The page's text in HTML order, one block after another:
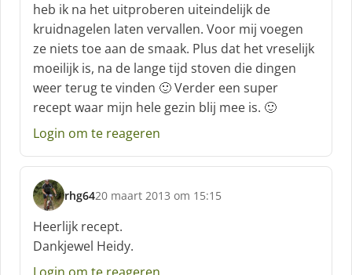
heb ik na het uitproberen uiteindelijk de
kruidnagelen laten vervallen. Voor mij voegen
ze niets toe aan de smaak. Plus dat het vreselijk
moeilijk is, na de lange tijd stoven die dingen
weer terug te vinden 🙂 Verder een super
recept waar mijn hele gezin blij mee is. 🙂
Login om te reageren
rhg64
s
c
h
r
e
20 maart 2013 om 15:15
Heerlijk recept.
Dankjewel Heidy.